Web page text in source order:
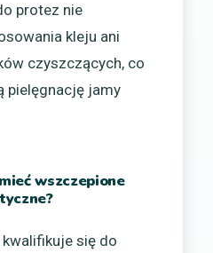
protez nie
kleju ani
czyszczących, co
pielęgnację jamy
wszczepione
się do